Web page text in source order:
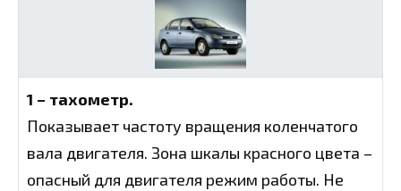
1 – тахометр.
Показывает частоту вращения коленчатого
вала двигателя. Зона шкалы красного цвета –
опасный для двигателя режим работы. Не